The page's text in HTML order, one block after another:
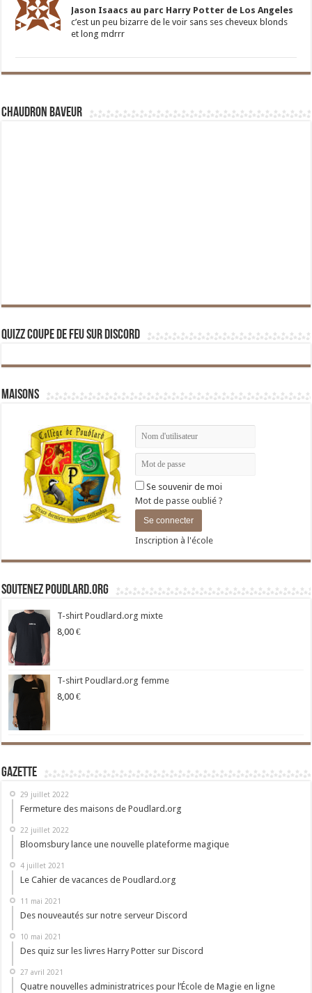
Jason Isaacs au parc Harry Potter de Los Angeles
c’est un peu bizarre de le voir sans ses cheveux blonds
et long mdrrr
Chaudron Baveur
Quizz Coupe de Feu sur Discord
Maisons
Se souvenir de moi
Mot de passe oublié ?
Inscription à l'école
Soutenez Poudlard.org
T-shirt Poudlard.org mixte
8,00 €
T-shirt Poudlard.org femme
8,00 €
Gazette
29 juillet 2022
Fermeture des maisons de Poudlard.org
22 juillet 2022
Bloomsbury lance une nouvelle plateforme magique
4 juillet 2021
Le Cahier de vacances de Poudlard.org
11 mai 2021
Des nouveautés sur notre serveur Discord
10 mai 2021
Des quiz sur les livres Harry Potter sur Discord
27 avril 2021
Quatre nouvelles administratrices pour l’École de Magie en ligne